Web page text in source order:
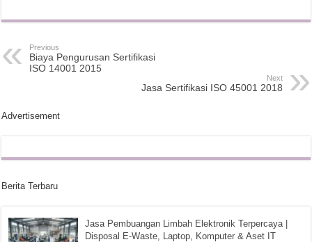
Previous
Biaya Pengurusan Sertifikasi
ISO 14001 2015
Next
Jasa Sertifikasi ISO 45001 2018
Advertisement
Berita Terbaru
Jasa Pembuangan Limbah Elektronik Terpercaya |
Disposal E-Waste, Laptop, Komputer & Aset IT